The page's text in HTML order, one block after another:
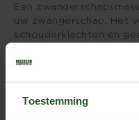
Toestemming
Een
uw zwangerschap. Het
schouderklachten en
periode erna.
Al onze masseurs geven